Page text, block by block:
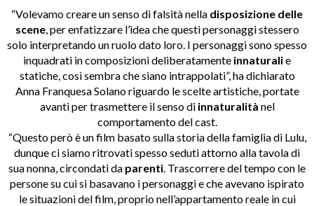
“Volevamo creare un senso di falsità nella disposizione delle
scene, per enfatizzare l’idea che questi personaggi stessero
solo interpretando un ruolo dato loro. I personaggi sono spesso
inquadrati in composizioni deliberatamente innaturalie
statiche, così sembra che siano intrappolati”, ha dichiarato
Anna Franquesa Solano riguardo le scelte artistiche, portate
avanti per trasmettere il senso di innaturalità nel
comportamento del cast.
“Questo però è un film basato sulla storia della famiglia di Lulu,
dunque ci siamo ritrovati spesso seduti attorno alla tavola di
sua nonna, circondati da parenti . Trascorrere del tempo con le
persone su cui si basavano i personaggi e che avevano ispirato
le situazioni del film, proprio nell’appartamento reale in cui